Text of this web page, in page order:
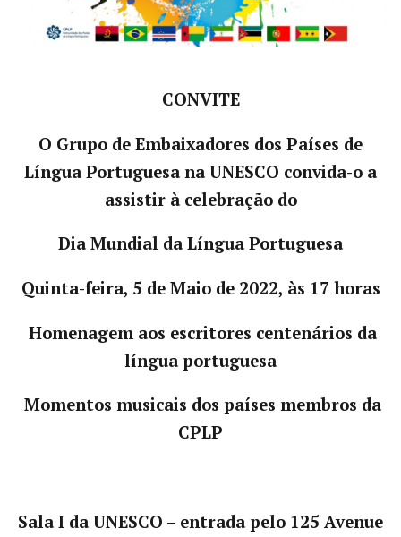
CONVITE
O Grupo de Embaixadores dos Países de
Língua Portuguesa na UNESCO convida-o a
assistir à celebração do
Dia Mundial da Língua Portuguesa
Quinta-feira, 5 de Maio de 2022, às 17 horas
Homenagem aos escritores centenários da
língua portuguesa
Momentos musicais dos países membros da
CPLP
Sala I da UNESCO – entrada pelo 125 Avenue